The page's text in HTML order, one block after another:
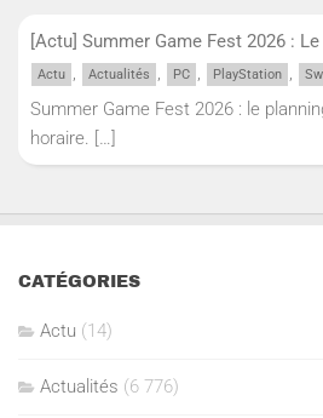
[Actu] Summer Game Fest 2026 :
Actu , Actualités , PC , PlayStation ,
Summer Game Fest 2026 : le
horaire. […]
CATÉGORIES
Actu (14)
Actualités (6 776)